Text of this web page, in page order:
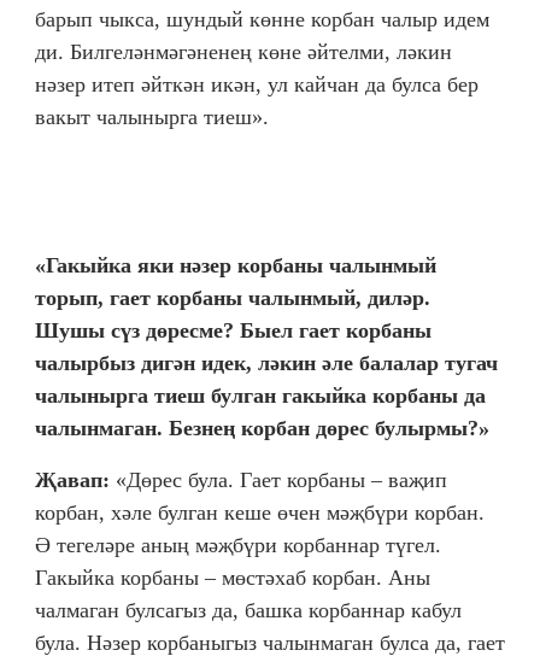
барып чыкса, шундый көнне корбан чалыр идем
ди. Билгеләнмәгәненең көне әйтелми, ләкин
нәзер итеп әйткән икән, ул кайчан да булса бер
вакыт чалынырга тиеш».
«Гакыйка яки нәзер корбаны чалынмый
торып, гает корбаны чалынмый, диләр.
Шушы сүз дөресме? Быел гает корбаны
чалырбыз дигән идек, ләкин әле балалар тугач
чалынырга тиеш булган гакыйка корбаны да
чалынмаган. Безнең корбан дөрес булырмы?»
Җавап: «Дөрес була. Гает корбаны – ваҗип
корбан, хәле булган кеше өчен мәҗбүри корбан.
Ә тегеләре аның мәҗбүри корбаннар түгел.
Гакыйка корбаны – мөстәхаб корбан. Аны
чалмаган булсагыз да, башка корбаннар кабул
була. Нәзер корбаныгыз чалынмаган булса да, гает